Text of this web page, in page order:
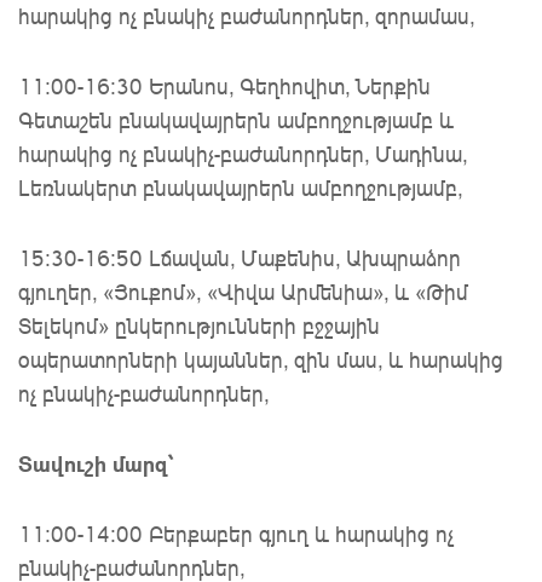
հարակից ոչ բնակիչ բաժանորդներ, զորամաս,
11:00-16:30 Երանոս, Գեղհովիտ, Ներքին
Գետաշեն բնակավայրերն ամբողջությամբ և
հարակից ոչ բնակիչ-բաժանորդներ, Մադինա,
Լեռնակերտ բնակավայրերն ամբողջությամբ,
15։30-16։50 Լճավան, Մաքենիս, Ախպրաձոր
գյուղեր, «Յուքոմ», «Վիվա Արմենիա», և «Թիմ
Տելեկոմ» ընկերությունների բջջային
օպերատորների կայաններ, զին մաս, և հարակից
ոչ բնակիչ-բաժանորդներ,
Տավուշի մարզ՝
11:00-14:00 Բերքաբեր գյուղ և հարակից ոչ
բնակիչ-բաժանորդներ,